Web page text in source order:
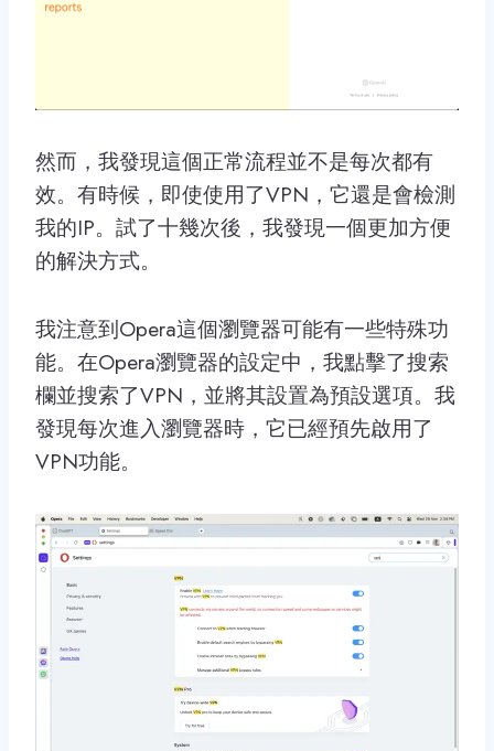
然而，我發現這個正常流程並不是每次都有
效。有時候，即使使用了VPN，它還是會檢測
我的IP。試了十幾次後，我發現一個更加方便
的解決方式。
我注意到Opera這個瀏覽器可能有一些特殊功
能。在Opera瀏覽器的設定中，我點擊了搜索
欄並搜索了VPN，並將其設置為預設選項。我
發現每次進入瀏覽器時，它已經預先啟用了
VPN功能。